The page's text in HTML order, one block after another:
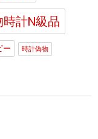
計N級品
ー 時計偽物